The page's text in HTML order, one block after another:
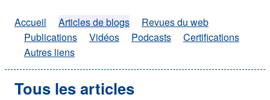
Accueil Articles de blogs
Revues du web
Publications
Vidéos Podcasts
Certifications
Autres liens
Tous les articles